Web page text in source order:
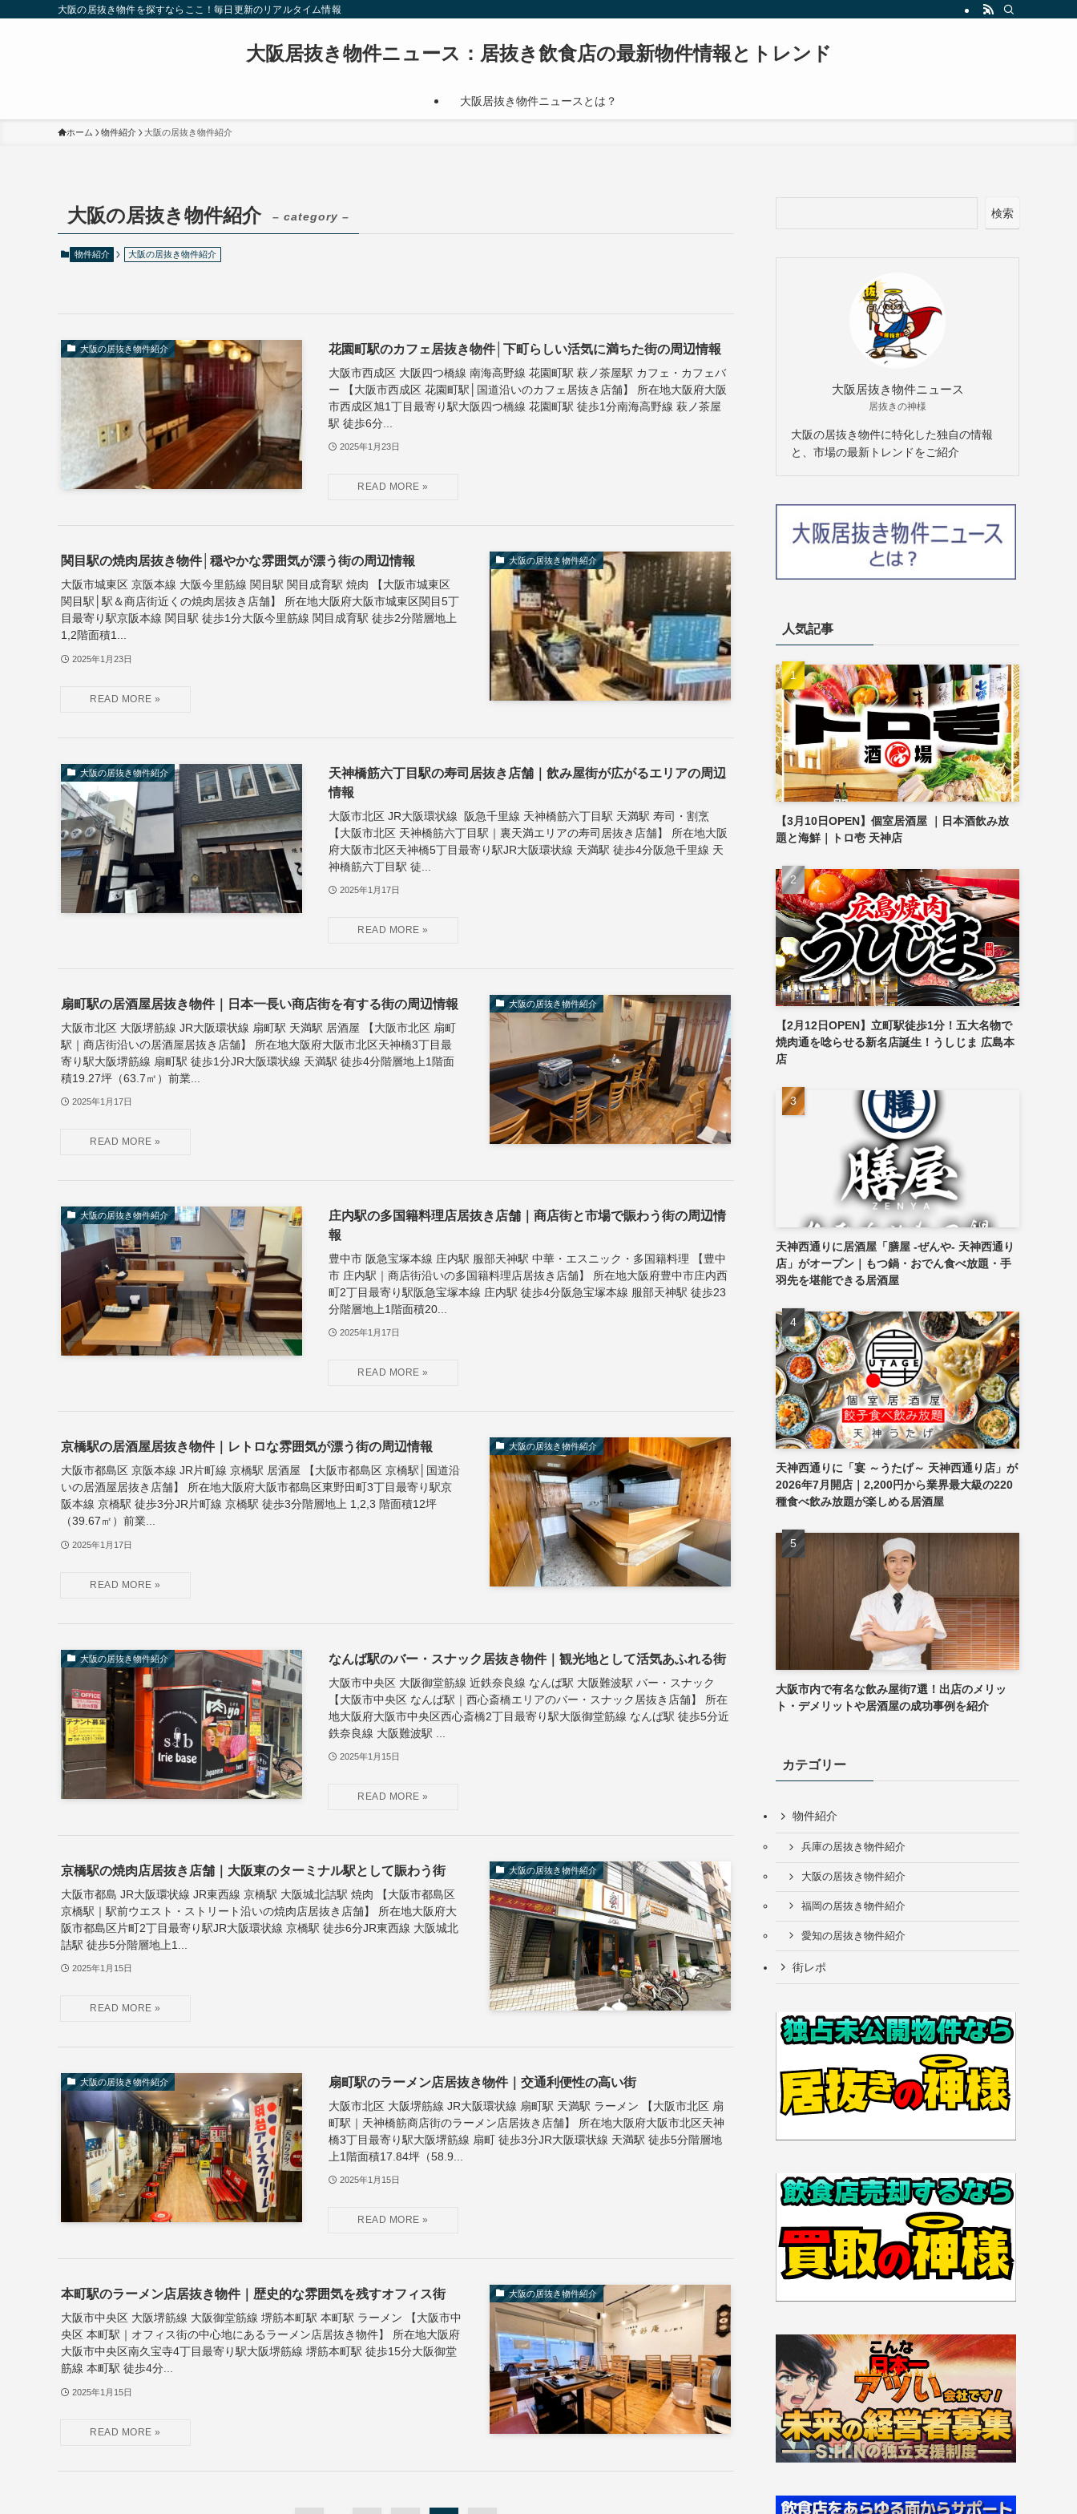
大阪の居抜き物件を探すならここ！毎日更新のリアルタイム情報
大阪居抜き物件ニュース：居抜き飲食店の最新物件情報とトレンド
大阪居抜き物件ニュースとは？
ホーム 物件紹介 大阪の居抜き物件紹介
大阪の居抜き物件紹介 – category –
物件紹介 大阪の居抜き物件紹介
大阪の居抜き物件紹介 花園町駅のカフェ居抜き物件│下町らしい活気に満ちた街の周辺情報
大阪市西成区 大阪四つ橋線 南海高野線 花園町駅 萩ノ茶屋駅 カフェ・カフェバ
ー 【大阪市西成区 花園町駅│国道沿いのカフェ居抜き店舗】 所在地大阪府大阪
市西成区旭1丁目最寄り駅大阪四つ橋線 花園町駅 徒歩1分南海高野線 萩ノ茶屋
駅 徒歩6分...
2025年1月23日
大阪の居抜き物件紹介
関目駅の焼肉居抜き物件│穏やかな雰囲気が漂う街の周辺情報
大阪市城東区 京阪本線 大阪今里筋線 関目駅 関目成育駅 焼肉 【大阪市城東区
関目駅│駅＆商店街近くの焼肉居抜き店舗】 所在地大阪府大阪市城東区関目5丁
目最寄り駅京阪本線 関目駅 徒歩1分大阪今里筋線 関目成育駅 徒歩2分階層地上
1,2階面積1...
2025年1月23日
大阪の居抜き物件紹介
天神橋筋六丁目駅の寿司居抜き店舗｜飲み屋街が広がるエリアの周辺
情報
大阪市北区 JR大阪環状線 阪急千里線 天神橋筋六丁目駅 天満駅 寿司・割烹
【大阪市北区 天神橋筋六丁目駅｜裏天満エリアの寿司居抜き店舗】 所在地大阪
府大阪市北区天神橋5丁目最寄り駅JR大阪環状線 天満駅 徒歩4分阪急千里線 天
神橋筋六丁目駅 徒...
2025年1月17日
大阪の居抜き物件紹介
扇町駅の居酒屋居抜き物件｜日本一長い商店街を有する街の周辺情報
大阪市北区 大阪堺筋線 JR大阪環状線 扇町駅 天満駅 居酒屋 【大阪市北区 扇町
駅｜商店街沿いの居酒屋居抜き店舗】 所在地大阪府大阪市北区天神橋3丁目最
寄り駅大阪堺筋線 扇町駅 徒歩1分JR大阪環状線 天満駅 徒歩4分階層地上1階面
積19.27坪（63.7㎡）前業...
2025年1月17日
大阪の居抜き物件紹介
庄内駅の多国籍料理店居抜き店舗｜商店街と市場で賑わう街の周辺情
報
豊中市 阪急宝塚本線 庄内駅 服部天神駅 中華・エスニック・多国籍料理 【豊中
市 庄内駅｜商店街沿いの多国籍料理店居抜き店舗】 所在地大阪府豊中市庄内西
町2丁目最寄り駅阪急宝塚本線 庄内駅 徒歩4分阪急宝塚本線 服部天神駅 徒歩23
分階層地上1階面積20...
2025年1月17日
大阪の居抜き物件紹介
京橋駅の居酒屋居抜き物件｜レトロな雰囲気が漂う街の周辺情報
大阪市都島区 京阪本線 JR片町線 京橋駅 居酒屋 【大阪市都島区 京橋駅│国道沿
いの居酒屋居抜き店舗】 所在地大阪府大阪市都島区東野田町3丁目最寄り駅京
阪本線 京橋駅 徒歩3分JR片町線 京橋駅 徒歩3分階層地上 1,2,3 階面積12坪
（39.67㎡）前業...
2025年1月17日
大阪の居抜き物件紹介 なんば駅のバー・スナック居抜き物件｜観光地として活気あふれる街
大阪市中央区 大阪御堂筋線 近鉄奈良線 なんば駅 大阪難波駅 バー・スナック
【大阪市中央区 なんば駅｜西心斎橋エリアのバー・スナック居抜き店舗】 所在
地大阪府大阪市中央区西心斎橋2丁目最寄り駅大阪御堂筋線 なんば駅 徒歩5分近
鉄奈良線 大阪難波駅 ...
2025年1月15日
大阪の居抜き物件紹介
京橋駅の焼肉店居抜き店舗｜大阪東のターミナル駅として賑わう街
大阪市都島 JR大阪環状線 JR東西線 京橋駅 大阪城北詰駅 焼肉 【大阪市都島区
京橋駅｜駅前ウエスト・ストリート沿いの焼肉店居抜き店舗】 所在地大阪府大
阪市都島区片町2丁目最寄り駅JR大阪環状線 京橋駅 徒歩6分JR東西線 大阪城北
詰駅 徒歩5分階層地上1...
2025年1月15日
大阪の居抜き物件紹介 扇町駅のラーメン店居抜き物件｜交通利便性の高い街
大阪市北区 大阪堺筋線 JR大阪環状線 扇町駅 天満駅 ラーメン 【大阪市北区 扇
町駅｜天神橋筋商店街のラーメン店居抜き店舗】 所在地大阪府大阪市北区天神
橋3丁目最寄り駅大阪堺筋線 扇町 徒歩3分JR大阪環状線 天満駅 徒歩5分階層地
上1階面積17.84坪（58.9...
2025年1月15日
大阪の居抜き物件紹介
本町駅のラーメン店居抜き物件｜歴史的な雰囲気を残すオフィス街
大阪市中央区 大阪堺筋線 大阪御堂筋線 堺筋本町駅 本町駅 ラーメン 【大阪市中
央区 本町駅｜オフィス街の中心地にあるラーメン店居抜き物件】 所在地大阪府
大阪市中央区南久宝寺4丁目最寄り駅大阪堺筋線 堺筋本町駅 徒歩15分大阪御堂
筋線 本町駅 徒歩4分...
2025年1月15日
検索
大阪居抜き物件ニュース
居抜きの神様
大阪の居抜き物件に特化した独自の情報
と、市場の最新トレンドをご紹介
人気記事
【3月10日OPEN】個室居酒屋 ｜日本酒飲み放
題と海鮮｜トロ壱 天神店
【2月12日OPEN】立町駅徒歩1分！五大名物で
焼肉通を唸らせる新名店誕生！うしじま 広島本
店
天神西通りに居酒屋「膳屋 -ぜんや- 天神西通り
店」がオープン｜もつ鍋・おでん食べ放題・手
羽先を堪能できる居酒屋
天神西通りに「宴 ～うたげ～ 天神西通り店」が
2026年7月開店｜2,200円から業界最大級の220
種食べ飲み放題が楽しめる居酒屋
大阪市内で有名な飲み屋街7選！出店のメリッ
ト・デメリットや居酒屋の成功事例を紹介
カテゴリー
物件紹介
兵庫の居抜き物件紹介
大阪の居抜き物件紹介
福岡の居抜き物件紹介
愛知の居抜き物件紹介
街レポ